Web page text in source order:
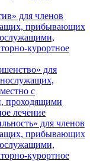
для членов
прибывающих
курортное
для
с
проходящими
лечение
для членов
прибывающих
курортное